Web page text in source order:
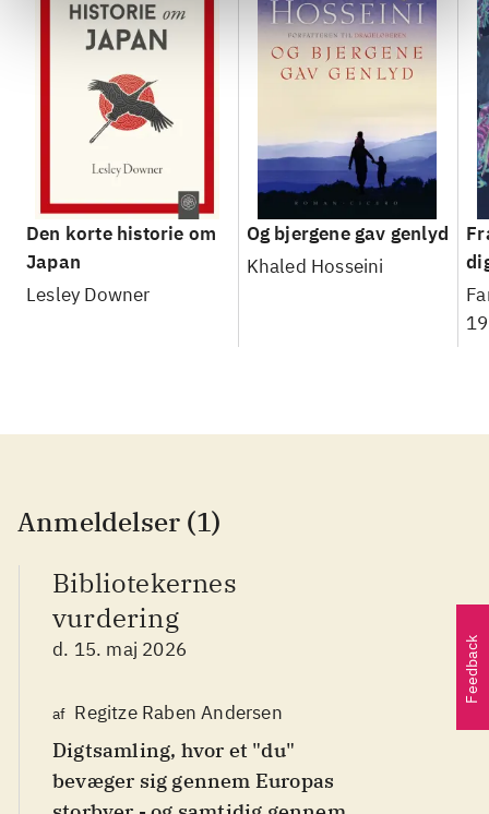
Den korte historie om
Japan
Lesley Downer
Og bjergene gav genlyd
Khaled Hosseini
Anmeldelser (1)
Bibliotekernes
vurdering
d. 15. maj 2026
af Regitze Raben Andersen
Digtsamling, hvor et "du"
bevæger sig gennem Europas
Feedback